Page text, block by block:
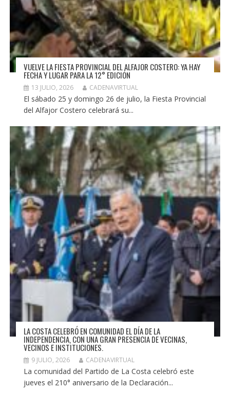
VUELVE LA FIESTA PROVINCIAL DEL ALFAJOR COSTERO: YA HAY
FECHA Y LUGAR PARA LA 12° EDICIÓN
13 JULIO, 2026 CADENAVIRTUAL
El sábado 25 y domingo 26 de julio, la Fiesta Provincial
del Alfajor Costero celebrará su...
LA COSTA CELEBRÓ EN COMUNIDAD EL DÍA DE LA
INDEPENDENCIA, CON UNA GRAN PRESENCIA DE VECINAS,
VECINOS E INSTITUCIONES.
9 JULIO, 2026 CADENAVIRTUAL
La comunidad del Partido de La Costa celebró este
jueves el 210° aniversario de la Declaración...